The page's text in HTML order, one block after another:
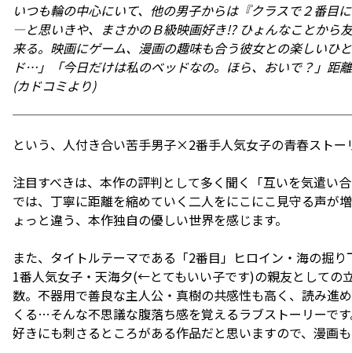
いつも輪の中心にいて、他の男子からは『クラスで２番
―と思いきや、まさかのＢ級映画好き!? ひょんなことから
来る。映画にゲーム、漫画の趣味も合う彼女との楽しいひ
ド…」「今日だけは私のベッドなの。ほら、おいで？」距
(カドコミより)
という、人付き合い苦手男子×2番手人気女子の青春ストー
注目すべきは、本作の評判として多く聞く「互いを気遣い
では、丁寧に距離を縮めていく二人をにこにこ見守る声が
ょっと違う、本作独自の優しい世界を感じます。
また、タイトルテーマである「2番目」ヒロイン・海の掘
1番人気女子・天海夕(←とてもいい子です)の親友として
数。不器用で善良な主人公・真樹の共感性も高く、読み進
くる…そんな不思議な腹落ち感を覚えるラブストーリーで
好きにも刺さるところがある作品だと思いますので、漫画